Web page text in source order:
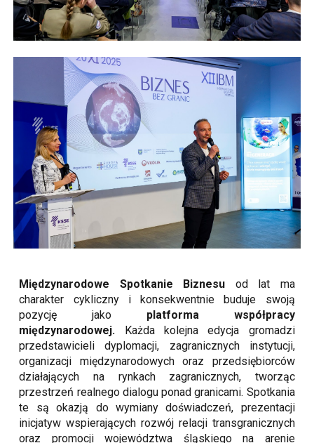
Międzynarodowe Spotkanie Biznesu od lat ma
charakter cykliczny i konsekwentnie buduje swoją
pozycję jako platforma współpracy
międzynarodowej. Każda kolejna edycja gromadzi
przedstawicieli dyplomacji, zagranicznych instytucji,
organizacji międzynarodowych oraz przedsiębiorców
działających na rynkach zagranicznych, tworząc
przestrzeń realnego dialogu ponad granicami. Spotkania
te są okazją do wymiany doświadczeń, prezentacji
inicjatyw wspierających rozwój relacji transgranicznych
oraz promocji województwa śląskiego na arenie